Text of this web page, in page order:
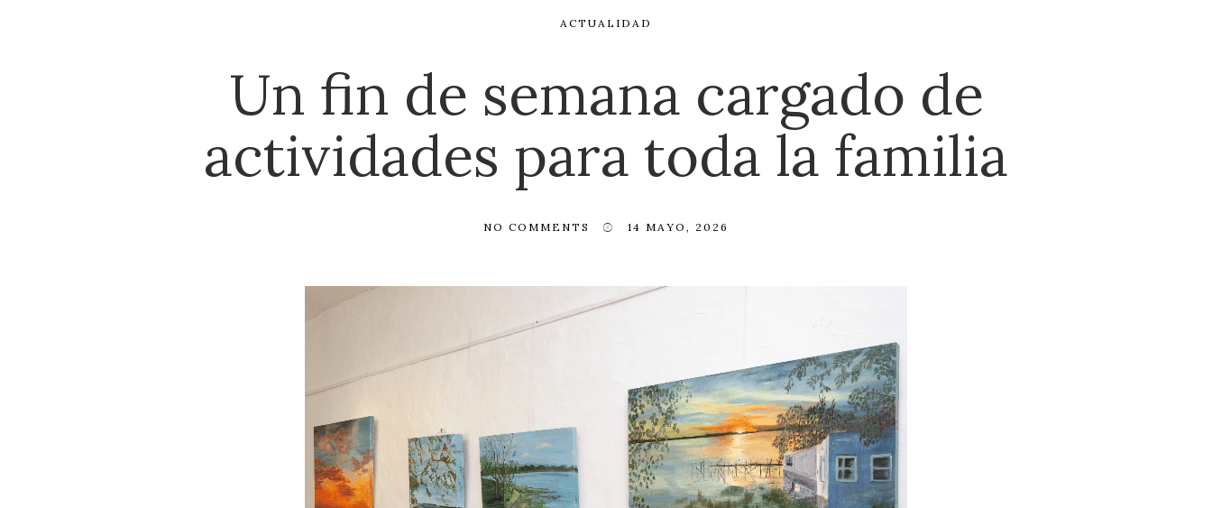
ACTUALIDAD
Un fin de semana cargado de
actividades para toda la familia
NO COMMENTS 14 MAYO, 2026